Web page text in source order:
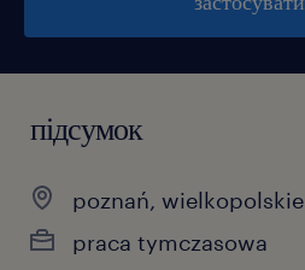
підсумок
poznań, wielkopolskie
praca tymczasowa